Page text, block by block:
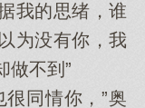
我的思绪，谁
为没有你，我
做不到”
同情你，”奥